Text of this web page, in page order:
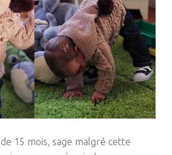
15 mois, sage malgré cette